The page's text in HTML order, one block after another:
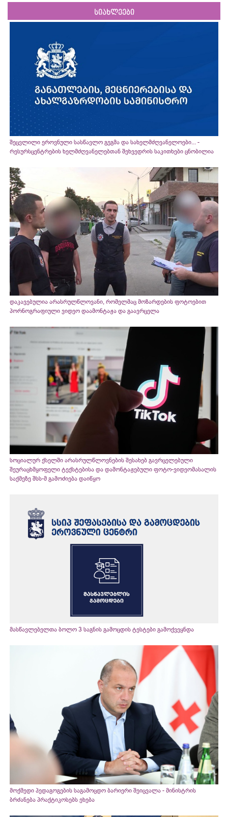
სიახლეები
შეცვლილი ეროვნული სასწავლო გეგმა და სახელმძღვანელოები... -
რესურსცენტრების ხელმძღვანელებთან შეხვედრის საკითხები ცნობილია
დაკავებულია არასრულწლოვანი, რომელმაც მოზარდების ფოტოებით
პორნოგრაფიული ვიდეო დაამონტაჟა და გაავრცელა
სოციალურ ქსელში არასრულწლოვნების შესახებ გავრცელებული
შეურაცხმყოფელი ტექსტებისა და დამონტაჟებული ფოტო-ვიდეომასალის
საქმეზე შსს-მ გამოძიება დაიწყო
მასწავლებელთა ბოლო 3 საგნის გამოცდის ტესტები გამოქვეყნდა
მოქმედი პედაგოგების საგამოცდო ბარიერი შეიცვალა - მინისტრის
ბრძანება პრაქტიკოსებს ეხება